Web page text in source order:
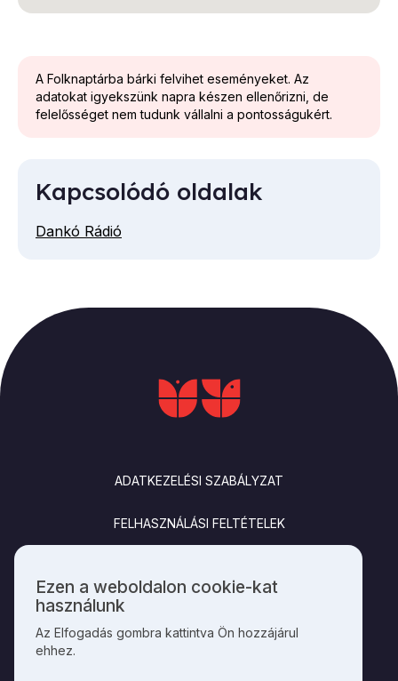
A Folknaptárba bárki felvihet eseményeket. Az
adatokat igyekszünk napra készen ellenőrizni, de
felelősséget nem tudunk vállalni a pontosságukért.
Kapcsolódó oldalak
Dankó Rádió
ADATKEZELÉSI SZABÁLYZAT
FELHASZNÁLÁSI FELTÉTELEK
Személyes
adatok
és
cookie-
Ezen a weboldalon cookie-kat
használunk
Az Elfogadás gombra kattintva Ön hozzájárul
ehhez.